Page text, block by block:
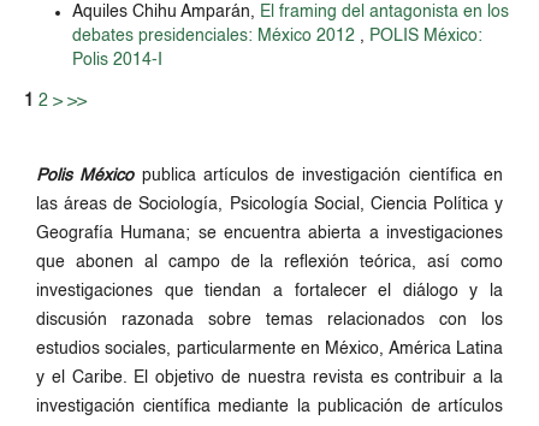
Aquiles Chihu Amparán, El framing del antagonista en los
debates presidenciales: México 2012 , POLIS México:
Polis 2014-I
1 2 > >>
Polis Méxicopublica artículos de investigación científica en
las áreas de Sociología, Psicología Social, Ciencia Política y
Geografía Humana; se encuentra abierta a investigaciones
que abonen al campo de la reflexión teórica, así como
investigaciones que tiendan a fortalecer el diálogo y la
discusión razonada sobre temas relacionados con los
estudios sociales, particularmente en México, América Latina
y el Caribe. El objetivo de nuestra revista es contribuir a la
investigación científica mediante la publicación de artículos